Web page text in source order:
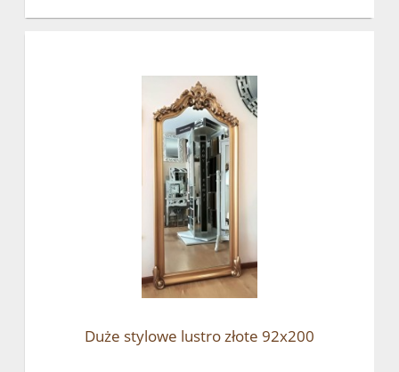
Duże stylowe lustro złote 92x200